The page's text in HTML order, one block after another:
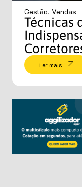
Gestão, Vendas
Técnicas
Ler mais